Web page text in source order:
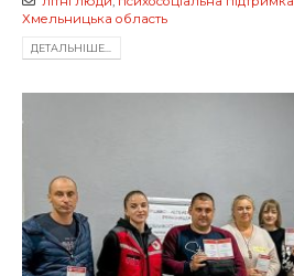
Хмельницька область
ДЕТАЛЬНIШЕ...